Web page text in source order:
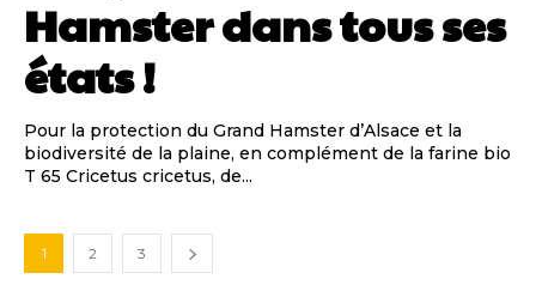
Hamster dans tous ses
états !
Pour la protection du Grand Hamster d’Alsace et la
biodiversité de la plaine, en complément de la farine bio
T 65 Cricetus cricetus, de...
1 2 3